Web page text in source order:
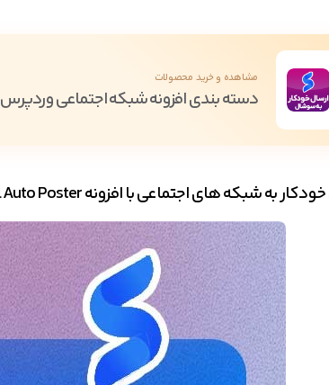
مشاهده و خرید محصولات
دسته بندی افزونه شبکه اجتماعی وردپرس